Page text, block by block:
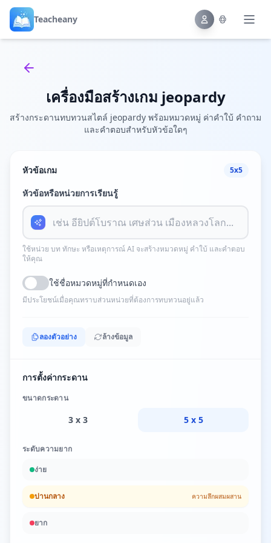
Teacheany
Back to tools
เครื่องมือสร้างเกม jeopardy
สร้างกระดานทบทวนสไตล์ jeopardy พร้อมหมวดหมู่ ค่าคำใบ้ คำถาม
และคำตอบสำหรับหัวข้อใดๆ
หัวข้อเกม 5x5
หัวข้อหรือหน่วยการเรียนรู้
ใช้หน่วย บท ทักษะ หรือเหตุการณ์ AI จะสร้างหมวดหมู่ คำใบ้ และคำตอบ
ให้คุณ
ใช้ชื่อหมวดหมู่ที่กำหนดเอง
มีประโยชน์เมื่อคุณทราบส่วนหน่วยที่ต้องการทบทวนอยู่แล้ว
ลองตัวอย่าง ล้างข้อมูล
การตั้งค่ากระดาน
ขนาดกระดาน
3 x 3 5 x 5
ระดับความยาก
ง่าย
ปานกลาง ความลึกผสมผสาน
ยาก